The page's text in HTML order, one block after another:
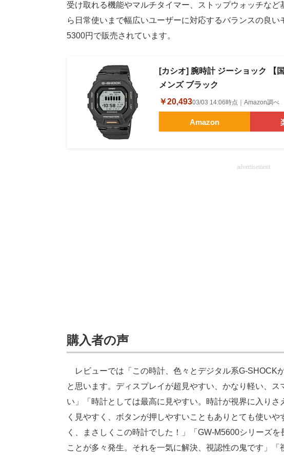
受け取れる機能やマルチタイマー、ストップウォッチな
ら日常使いまで幅広いユーザーに対応するバランスの良
5300円で販売されています。
[カシオ] 腕時計 ジーショック 【
メンズ ブラック
￥20,49303/03 14:06時点｜Amazon調べ
Amazon
advertisement
購入者の声
レビューでは「この時計、色々とデジタル系G-SHOCK
と思います。ディスプレイが超見やすい、かなり軽い、
い」「時計としては最高に見やすい。時計が視界に入り
く見やすく、ボタンが押しやすいこともありとても使い
く、まさしくこの時計でした！」「GW-M5600シリーズ
ことが多々発生。それを一気に解決、視認性の鬼です」